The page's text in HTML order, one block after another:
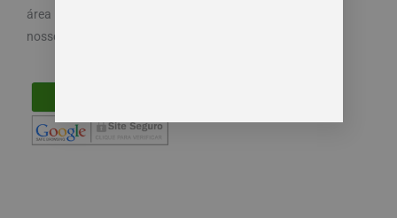
área trabalhista do direito. Por isso, disponibilizamos
nossos serviços de maneira fácil e acessível.